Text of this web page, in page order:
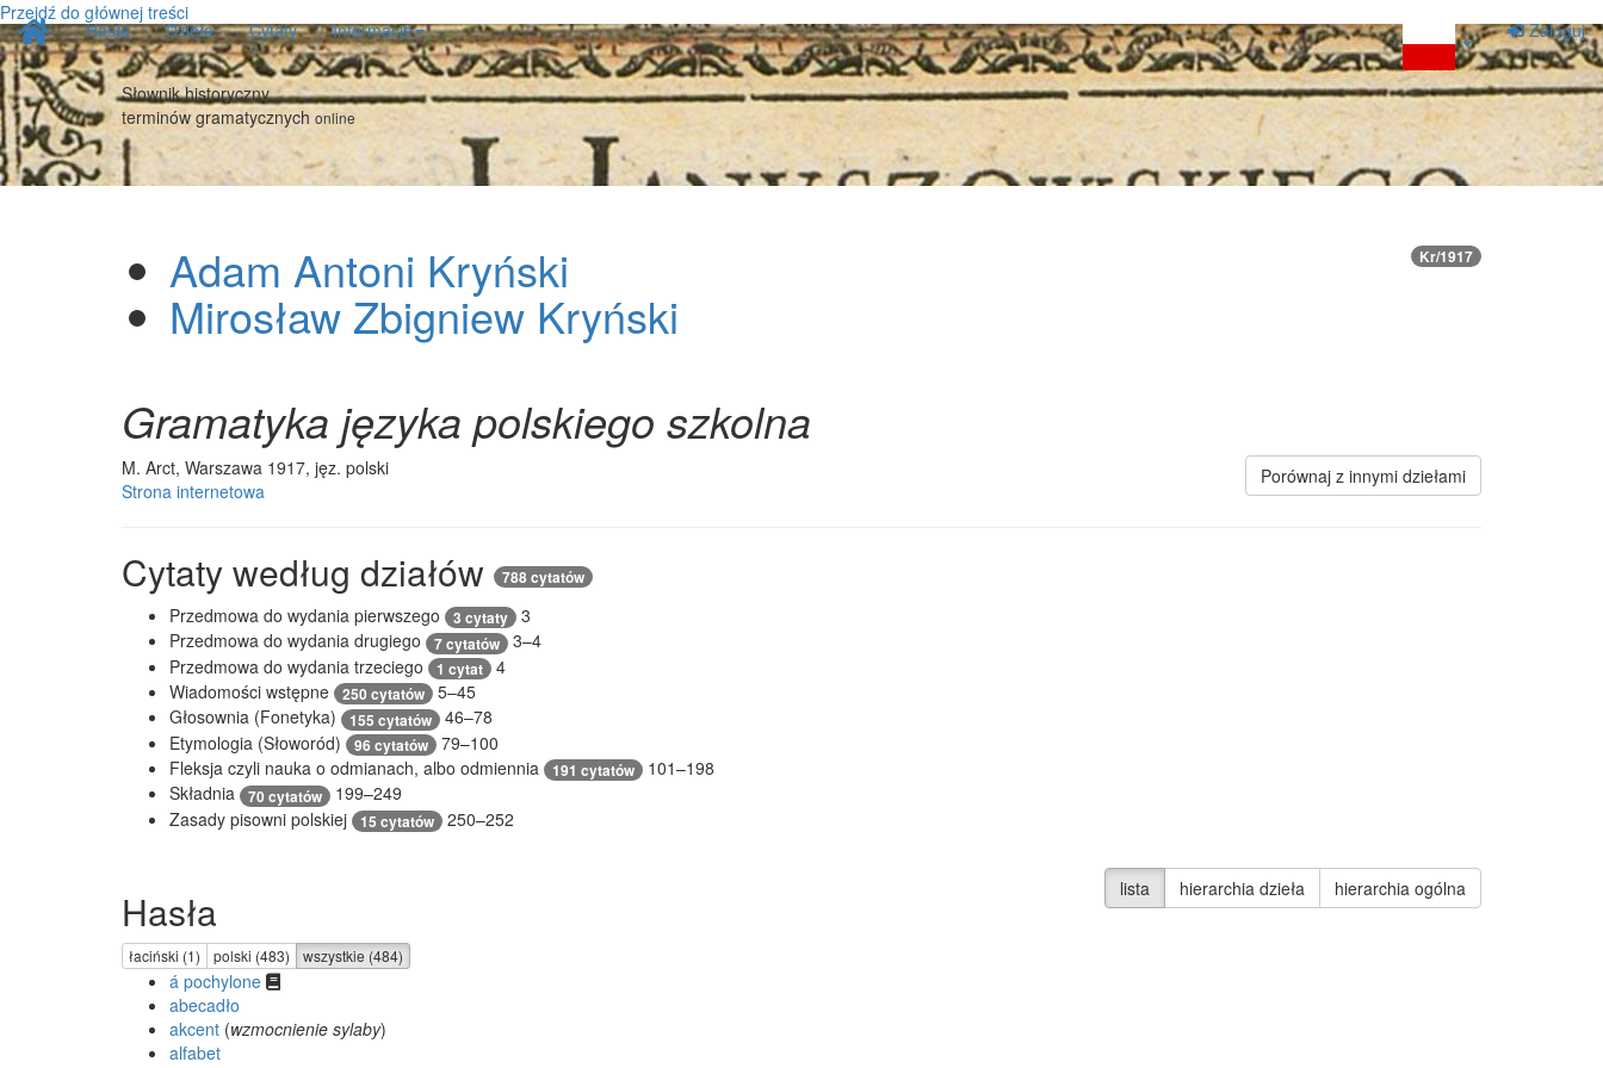
Przejdź do głównej treści
Strona
główna
Hasła Dzieła Cytaty Informacje Zaloguj
Słownik historyczny
terminów gramatycznych online
Kr/1917
Adam Antoni Kryński
Mirosław Zbigniew Kryński
Gramatyka języka polskiego szkolna
Porównaj z innymi dziełami
M. Arct, Warszawa 1917, jęz. polski
Strona internetowa
Cytaty według działów 788 cytatów
Przedmowa do wydania pierwszego 3 cytaty
3
Przedmowa do wydania drugiego
7 cytatów
3–4
Przedmowa do wydania trzeciego
1 cytat
4
Wiadomości wstępne
250 cytatów
5–45
Głosownia (Fonetyka)
155 cytatów
46–78
Etymologia (Słoworód)
96 cytatów
79–100
Fleksja czyli nauka o odmianach, albo odmiennia
191 cytatów
101–198
Składnia
70 cytatów
199–249
Zasady pisowni polskiej
15 cytatów 250–252
lista hierarchia dzieła hierarchia ogólna
Hasła
łaciński (1) polski (483) wszystkie (484)
á pochylone
abecadło
akcent (wzmocnienie sylaby)
alfabet